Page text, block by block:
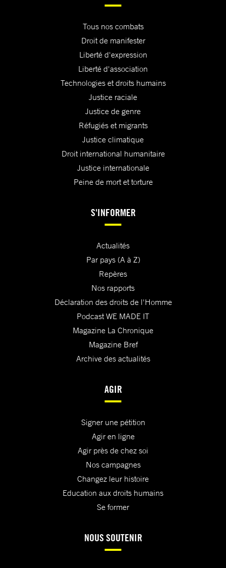
Tous nos combats
Droit de manifester
Liberté d'expression
Liberté d'association
Technologies et droits humains
Justice raciale
Justice de genre
Réfugiés et migrants
Justice climatique
Droit international humanitaire
Justice internationale
Peine de mort et torture
S'INFORMER
Actualités
Par pays (A à Z)
Repères
Nos rapports
Déclaration des droits de l'Homme
Podcast WE MADE IT
Magazine La Chronique
Magazine Bref
Archive des actualités
AGIR
Signer une pétition
Agir en ligne
Agir près de chez soi
Nos campagnes
Changez leur histoire
Education aux droits humains
Se former
NOUS SOUTENIR